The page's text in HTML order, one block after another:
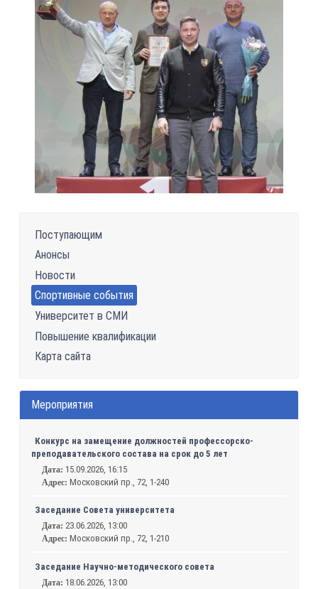
Поступающим
Анонсы
Новости
Спортивные события
Университет в СМИ
Повышение квалификации
Карта сайта
Мероприятия
Конкурс на замещение должностей профессорско-
преподавательского состава на срок до 5 лет
Дата: 15.09.2026, 16:15
Адрес: Московский пр., 72, 1-240
Заседание Совета университета
Дата: 23.06.2026, 13:00
Адрес: Московский пр., 72, 1-210
Заседание Научно-методического совета
Дата: 18.06.2026, 13:00